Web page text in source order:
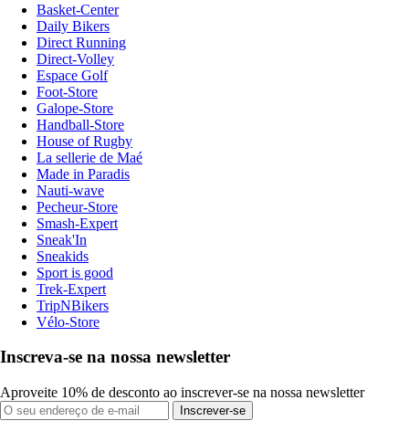
Basket-Center
Daily Bikers
Direct Running
Direct-Volley
Espace Golf
Foot-Store
Galope-Store
Handball-Store
House of Rugby
La sellerie de Maé
Made in Paradis
Nauti-wave
Pecheur-Store
Smash-Expert
Sneak'In
Sneakids
Sport is good
Trek-Expert
TripNBikers
Vélo-Store
Inscreva-se na nossa newsletter
Aproveite 10% de desconto ao inscrever-se na nossa newsletter
Inscrever-se